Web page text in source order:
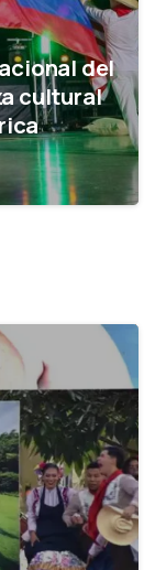
del
cultural